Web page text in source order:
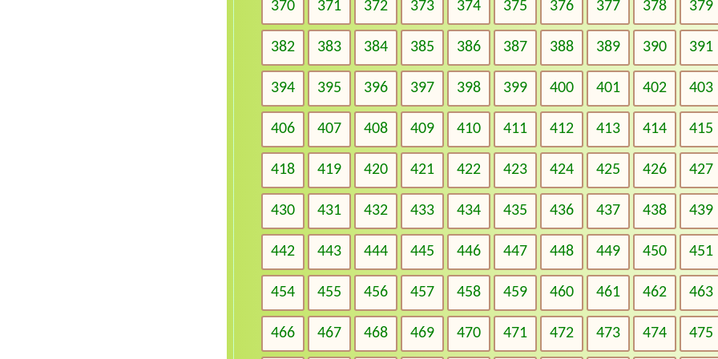
370 371 372 373 374 375 376 377 378 379
382 383 384 385 386 387 388 389 390 391
394 395 396 397 398 399 400 401 402 403
406 407 408 409 410 411 412 413 414 415
418 419 420 421 422 423 424 425 426 427
430 431 432 433 434 435 436 437 438 439
442 443 444 445 446 447 448 449 450 451
454 455 456 457 458 459 460 461 462 463
466 467 468 469 470 471 472 473 474 475